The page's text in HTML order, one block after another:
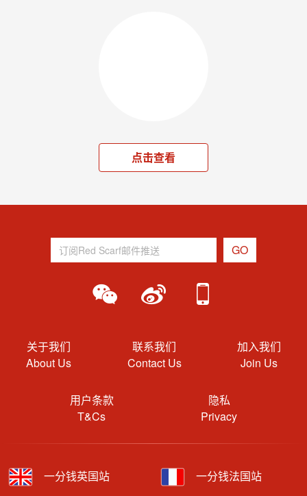
点击查看
关于我们
About Us
联系我们
Contact Us
加入我们
Join Us
用户条款
T&Cs
隐私
Privacy
一分钱英国站 一分钱法国站